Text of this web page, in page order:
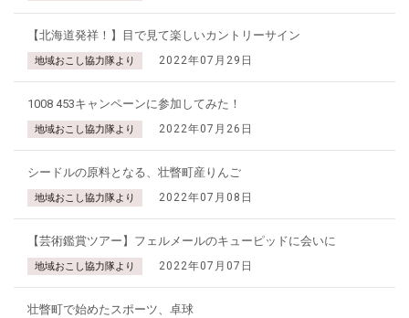
【北海道発祥！】目で見て楽しいカントリーサイン
地域おこし協力隊より 2022年07月29日
1008 453キャンペーンに参加してみた！
地域おこし協力隊より 2022年07月26日
シードルの原料となる、壮瞥町産りんご
地域おこし協力隊より 2022年07月08日
【芸術鑑賞ツアー】フェルメールのキューピッドに会いに
地域おこし協力隊より 2022年07月07日
壮瞥町で始めたスポーツ、卓球